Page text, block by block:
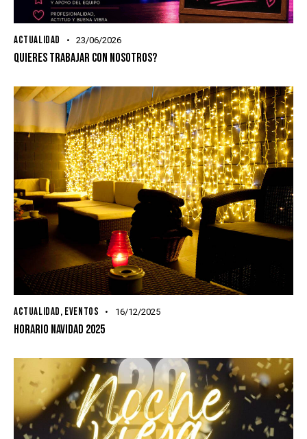
ACTUALIDAD 23/06/2026
QUIERES TRABAJAR CON NOSOTROS?
ACTUALIDAD, EVENTOS 16/12/2025
HORARIO NAVIDAD 2025